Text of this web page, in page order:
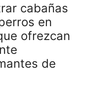
cabañas
en
ofrezcan
de